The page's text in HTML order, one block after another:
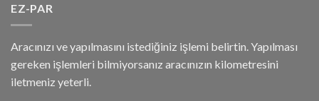
EZ-PAR
Aracınızı ve yapılmasını istediğiniz işlemi belirtin. Yapılması
gereken işlemleri bilmiyorsanız aracınızın kilometresini
iletmeniz yeterli.